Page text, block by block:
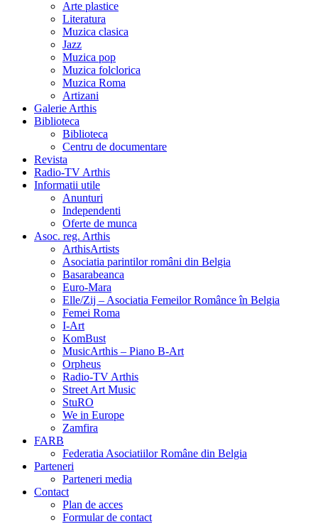
Arte plastice
Literatura
Muzica clasica
Jazz
Muzica pop
Muzica folclorica
Muzica Roma
Artizani
Galerie Arthis
Biblioteca
Biblioteca
Centru de documentare
Revista
Radio-TV Arthis
Informatii utile
Anunturi
Independenti
Oferte de munca
Asoc. reg. Arthis
ArthisArtists
Asociatia parintilor români din Belgia
Basarabeanca
Euro-Mara
Elle/Zij – Asociatia Femeilor Românce în Belgia
Femei Roma
I-Art
KomBust
MusicArthis – Piano B-Art
Orpheus
Radio-TV Arthis
Street Art Music
StuRO
We in Europe
Zamfira
FARB
Federatia Asociatiilor Române din Belgia
Parteneri
Parteneri media
Contact
Plan de acces
Formular de contact